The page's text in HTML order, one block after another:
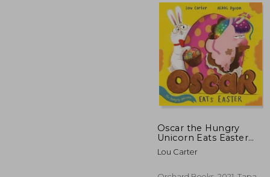
45%
dcto. $
Oscar the Hungry
Unicorn Eats Easter
(en Inglés)
Lou Carter